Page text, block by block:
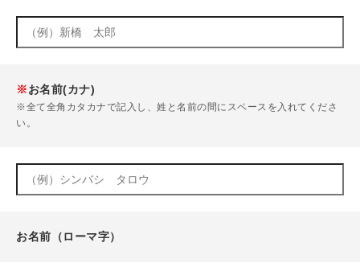
※お名前(カナ)
※全て全角カタカナで記入し、姓と名前の間にスペースを入れてくださ
い。
お名前（ローマ字）